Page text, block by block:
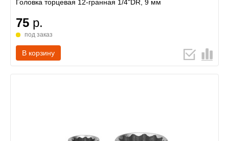
Головка торцевая 12-гранная 1/4"DR, 9 мм
75 р.
под заказ
В корзину